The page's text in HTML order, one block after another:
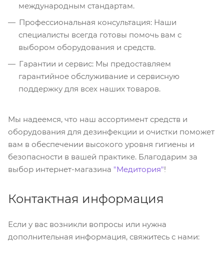
международным стандартам.
Профессиональная консультация: Наши
специалисты всегда готовы помочь вам с
выбором оборудования и средств.
Гарантии и сервис: Мы предоставляем
гарантийное обслуживание и сервисную
поддержку для всех наших товаров.
Мы надеемся, что наш ассортимент средств и
оборудования для дезинфекции и очистки поможет
вам в обеспечении высокого уровня гигиены и
безопасности в вашей практике. Благодарим за
выбор интернет-магазина "Медитория"!
Контактная информация
Если у вас возникли вопросы или нужна
дополнительная информация, свяжитесь с нами: